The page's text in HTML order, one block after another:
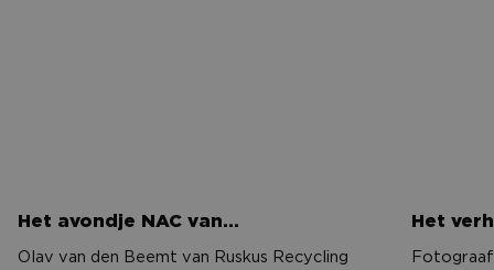
Het avondje NAC van…
Olav van den Beemt van Ruskus Recycling
Het